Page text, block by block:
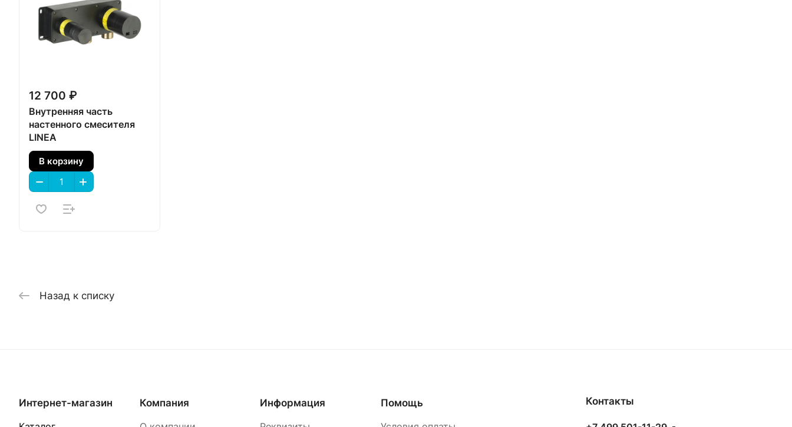
12 700 ₽
Внутренняя часть
настенного смесителя
LINEA
В корзину
Назад к списку
Интернет-магазин Компания Информация Помощь Контакты